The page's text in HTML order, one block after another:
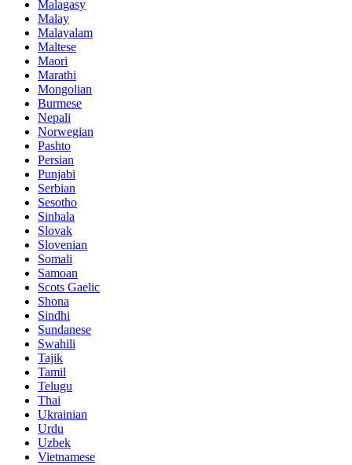
Malagasy
Malay
Malayalam
Maltese
Maori
Marathi
Mongolian
Burmese
Nepali
Norwegian
Pashto
Persian
Punjabi
Serbian
Sesotho
Sinhala
Slovak
Slovenian
Somali
Samoan
Scots Gaelic
Shona
Sindhi
Sundanese
Swahili
Tajik
Tamil
Telugu
Thai
Ukrainian
Urdu
Uzbek
Vietnamese